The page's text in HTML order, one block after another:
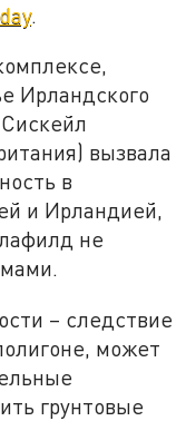
.
Ирландского
вызвала
в
и Ирландией,
не
– следствие
может
грунтовые